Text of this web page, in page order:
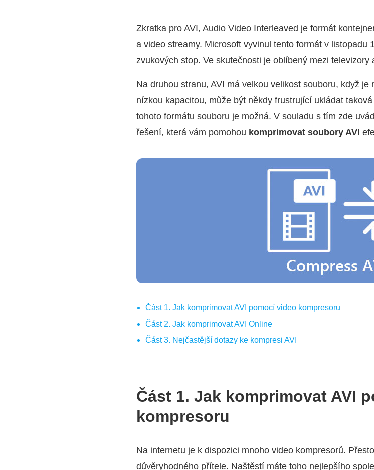
Zkratka pro AVI, Audio Video Interleaved je formát
a video streamy. Microsoft vyvinul tento formát v listopadu
zvukových stop. Ve skutečnosti je oblíbený mezi televizory
Na druhou stranu, AVI má velkou velikost souboru, když
nízkou kapacitou, může být někdy frustrující ukládat
tohoto formátu souboru je možná. V souladu s tím zde
řešení, která vám pomohou komprimovat soubory AVI
Část 1. Jak komprimovat AVI pomocí video kompresoru
Část 2. Jak komprimovat AVI Online
Část 3. Nejčastější dotazy ke kompresi AVI
Část 1. Jak komprimovat AVI
kompresoru
Na internetu je k dispozici mnoho video kompresorů.
důvěryhodného přítele. Naštěstí máte toho nejlepšího